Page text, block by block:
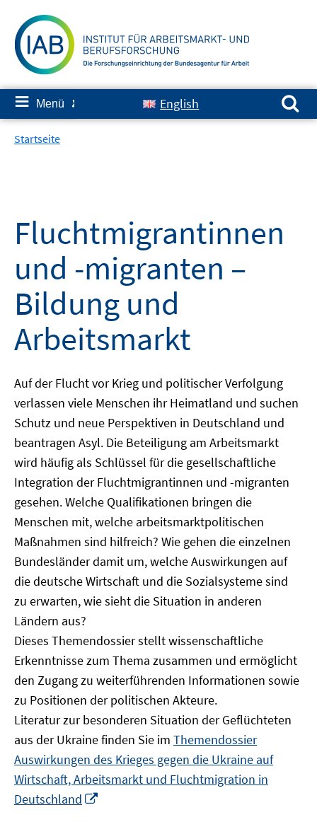
zum
Inhalt
≡ Menü ✘ English
Suchen nach:
Startseite
Fluchtmigrantinnen
und -migranten –
Bildung und
Arbeitsmarkt
Auf der Flucht vor Krieg und politischer Verfolgung
verlassen viele Menschen ihr Heimatland und suchen
Schutz und neue Perspektiven in Deutschland und
beantragen Asyl. Die Beteiligung am Arbeitsmarkt
wird häufig als Schlüssel für die gesellschaftliche
Integration der Fluchtmigrantinnen und -migranten
gesehen. Welche Qualifikationen bringen die
Menschen mit, welche arbeitsmarktpolitischen
Maßnahmen sind hilfreich? Wie gehen die einzelnen
Bundesländer damit um, welche Auswirkungen auf
die deutsche Wirtschaft und die Sozialsysteme sind
zu erwarten, wie sieht die Situation in anderen
Ländern aus?
Dieses Themendossier stellt wissenschaftliche
Erkenntnisse zum Thema zusammen und ermöglicht
den Zugang zu weiterführenden Informationen sowie
zu Positionen der politischen Akteure.
Literatur zur besonderen Situation der Geflüchteten
aus der Ukraine finden Sie im Themendossier
Auswirkungen des Krieges gegen die Ukraine auf
Wirtschaft, Arbeitsmarkt und Fluchtmigration in
Deutschland